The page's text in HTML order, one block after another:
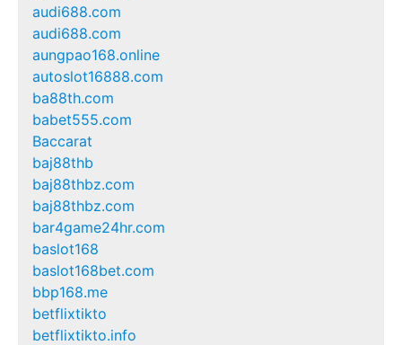
audi688.com
audi688.com
aungpao168.online
autoslot16888.com
ba88th.com
babet555.com
Baccarat
baj88thb
baj88thbz.com
baj88thbz.com
bar4game24hr.com
baslot168
baslot168bet.com
bbp168.me
betflixtikto
betflixtikto.info